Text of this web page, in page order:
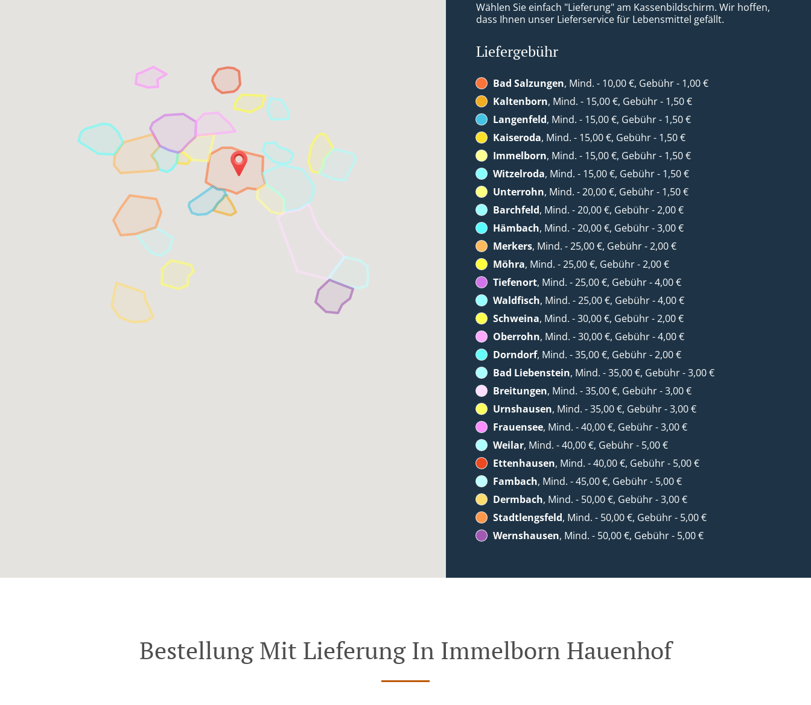
Wählen Sie einfach "Lieferung" am Kassenbildschirm. Wir hoffen,
dass Ihnen unser Lieferservice für Lebensmittel gefällt.
Liefergebühr
Bad Salzungen, Mind. - 10,00 €, Gebühr - 1,00 €
Kaltenborn, Mind. - 15,00 €, Gebühr - 1,50 €
Langenfeld, Mind. - 15,00 €, Gebühr - 1,50 €
Kaiseroda, Mind. - 15,00 €, Gebühr - 1,50 €
Immelborn, Mind. - 15,00 €, Gebühr - 1,50 €
Witzelroda, Mind. - 15,00 €, Gebühr - 1,50 €
Unterrohn, Mind. - 20,00 €, Gebühr - 1,50 €
Barchfeld, Mind. - 20,00 €, Gebühr - 2,00 €
Hämbach, Mind. - 20,00 €, Gebühr - 3,00 €
Merkers, Mind. - 25,00 €, Gebühr - 2,00 €
Möhra, Mind. - 25,00 €, Gebühr - 2,00 €
Tiefenort, Mind. - 25,00 €, Gebühr - 4,00 €
Waldfisch, Mind. - 25,00 €, Gebühr - 4,00 €
Schweina, Mind. - 30,00 €, Gebühr - 2,00 €
Oberrohn, Mind. - 30,00 €, Gebühr - 4,00 €
Dorndorf, Mind. - 35,00 €, Gebühr - 2,00 €
Bad Liebenstein, Mind. - 35,00 €, Gebühr - 3,00 €
Breitungen, Mind. - 35,00 €, Gebühr - 3,00 €
Urnshausen, Mind. - 35,00 €, Gebühr - 3,00 €
Frauensee, Mind. - 40,00 €, Gebühr - 3,00 €
Weilar, Mind. - 40,00 €, Gebühr - 5,00 €
Ettenhausen, Mind. - 40,00 €, Gebühr - 5,00 €
Fambach, Mind. - 45,00 €, Gebühr - 5,00 €
Dermbach, Mind. - 50,00 €, Gebühr - 3,00 €
Stadtlengsfeld, Mind. - 50,00 €, Gebühr - 5,00 €
Wernshausen, Mind. - 50,00 €, Gebühr - 5,00 €
Bestellung Mit Lieferung In Immelborn Hauenhof